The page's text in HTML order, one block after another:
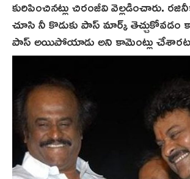
కురిపించినట్లు చిరంజీవి వెల్లడించారు.
చూసి నీ కొడుకు పాస్ మార్క్ తెచ్చుకోవడం
పాస్ అయిపోయాడు అని కామెంట్లు